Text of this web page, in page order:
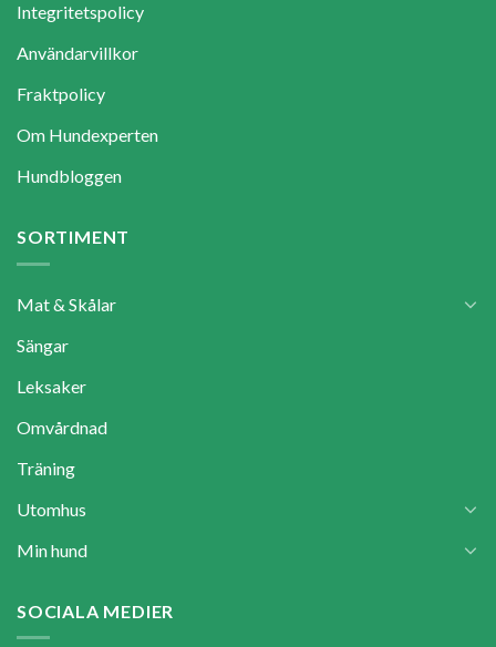
Integritetspolicy
Användarvillkor
Fraktpolicy
Om Hundexperten
Hundbloggen
SORTIMENT
Mat & Skålar
Sängar
Leksaker
Omvårdnad
Träning
Utomhus
Min hund
SOCIALA MEDIER